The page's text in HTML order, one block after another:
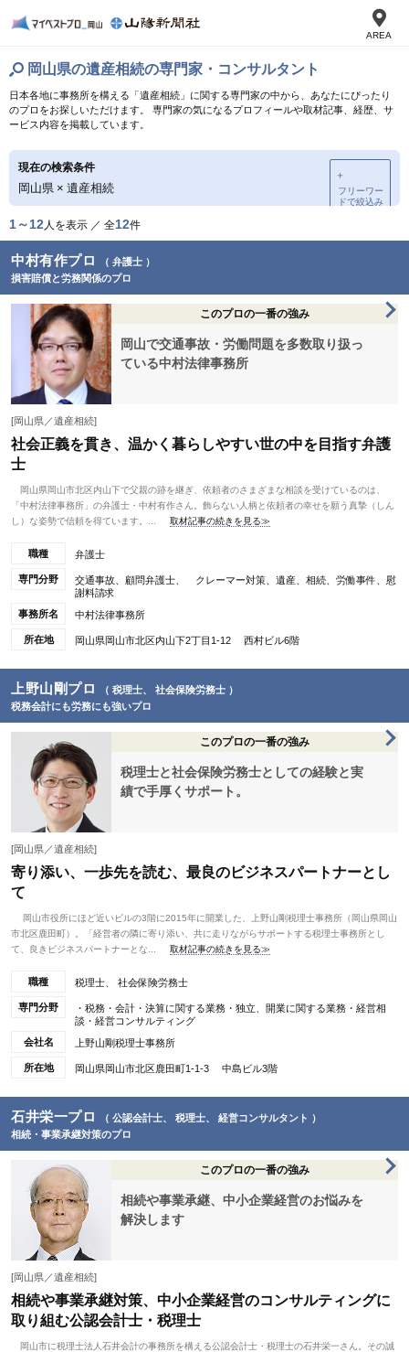
AREA
岡山県の遺産相続の専門家・コンサルタント
日本各地に事務所を構える「遺産相続」に関する専門家の中から、あなたにぴったり
のプロをお探しいただけます。 専門家の気になるプロフィールや取材記事、経歴、サ
ービス内容を掲載しています。
現在の検索条件
岡山県 × 遺産相続
＋
フリーワー
ドで絞込み
1～12 人を表示 ／ 全12件
中村有作プロ
（ 弁護士 ）
損害賠償と労務関係のプロ
このプロの一番の強み
岡山で交通事故・労働問題を多数取り扱っ
ている中村法律事務所
[岡山県／遺産相続]
社会正義を貫き、温かく暮らしやすい世の中を目指す弁護
士
岡山県岡山市北区内山下で父親の跡を継ぎ、依頼者のさまざまな相談を受けているのは、
「中村法律事務所」の弁護士・中村有作さん。飾らない人柄と依頼者の幸せを願う真摯（しん
し）な姿勢で信頼を得ています。...
取材記事の続きを見る≫
職種 弁護士
専門分野
交通事故、顧問弁護士、 クレーマー対策、遺産、相続、労働事件、慰
謝料請求
事務所名
中村法律事務所
所在地 岡山県岡山市北区内山下2丁目1-12 西村ビル6階
上野山剛プロ
（ 税理士、 社会保険労務士 ）
税務会計にも労務にも強いプロ
このプロの一番の強み
税理士と社会保険労務士としての経験と実
績で手厚くサポート。
[岡山県／遺産相続]
寄り添い、一歩先を読む、最良のビジネスパートナーとし
て
岡山市役所にほど近いビルの3階に2015年に開業した、上野山剛税理士事務所（岡山県岡山
市北区鹿田町）。「経営者の隣に寄り添い、共に走りながらサポートする税理士事務所とし
て、良きビジネスパートナーとな...
取材記事の続きを見る≫
職種 税理士、 社会保険労務士
専門分野
・税務・会計・決算に関する業務・独立、開業に関する業務・経営相
談・経営コンサルティング
会社名
上野山剛税理士事務所
所在地 岡山県岡山市北区鹿田町1-1-3 中島ビル3階
石井栄一プロ
（ 公認会計士、 税理士、 経営コンサルタント ）
相続・事業承継対策のプロ
このプロの一番の強み
相続や事業承継、中小企業経営のお悩みを
解決します
[岡山県／遺産相続]
相続や事業承継対策、中小企業経営のコンサルティングに
取り組む公認会計士・税理士
岡山市に税理士法人石井会計の事務所を構える公認会計士・税理士の石井栄一さん。その誠